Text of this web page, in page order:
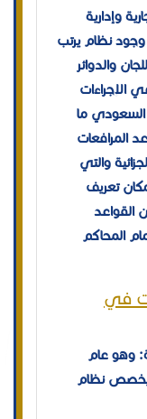
وإدارية
وجود نظام يرتب
والدوائر
الإجراءات
السعودي ما
المرافعات
والتي
تعريف
القواعد
المحاكم
في
وهو عام
يخصص نظام